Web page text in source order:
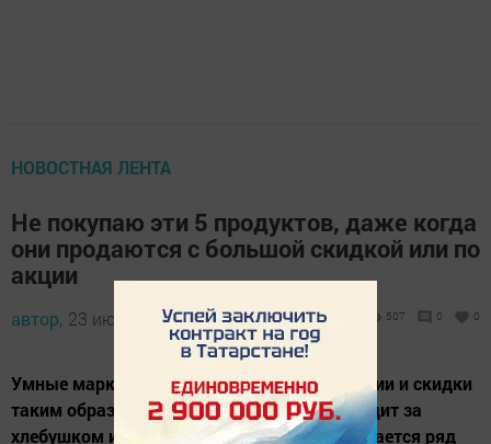
НОВОСТНАЯ ЛЕНТА
Не покупаю эти 5 продуктов, даже когда
они продаются с большой скидкой или по
акции
автор, 23 июля 2023 - 07:31 507 0 0
Умные маркетологи магазинов делают акции и скидки
таким образом, что когда покупатель заходит за
хлебушком или яйцами, ему на глаза попадается ряд